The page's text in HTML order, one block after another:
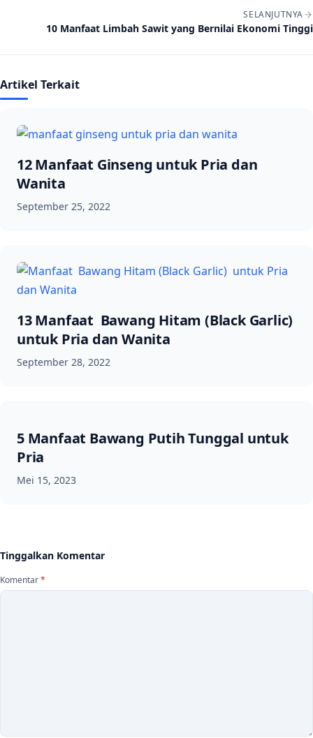
SELANJUTNYA
10 Manfaat Limbah Sawit yang Bernilai Ekonomi Tinggi
Artikel Terkait
12 Manfaat Ginseng untuk Pria dan
Wanita
September 25, 2022
13 Manfaat Bawang Hitam (Black Garlic)
untuk Pria dan Wanita
September 28, 2022
5 Manfaat Bawang Putih Tunggal untuk
Pria
Mei 15, 2023
Tinggalkan Komentar
Komentar*